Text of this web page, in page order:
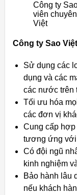
Công ty
viên
Việt
Công ty Sao
Sử dụng các
dụng và các
các nước trên
Tối ưu hóa
các đơn vị
Cung cấp hợp
tương ứng với
Có đội ngũ
kinh nghiệm
Bảo hành lâu
nếu khách